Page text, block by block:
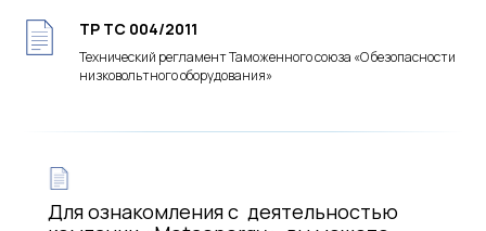
ТР ТС 004/2011
Технический регламент Таможенного союза «О безопасности
низковольтного оборудования»
Для ознакомления с деятельностью